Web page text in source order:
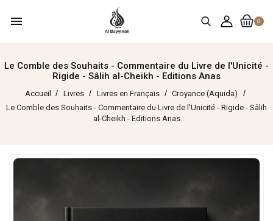
0
menu
Le Comble des Souhaits - Commentaire du Livre de l'Unicité -
Rigide - Sâlih al-Cheikh - Editions Anas
Accueil Livres Livres en Français
Croyance (Aquida)
Le Comble des Souhaits - Commentaire du Livre de l'Unicité - Rigide - Sâlih
al-Cheikh - Editions Anas